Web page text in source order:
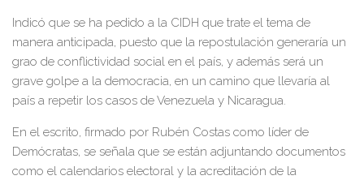
Indicó que se ha pedido a la CIDH que trate el tema de
manera anticipada, puesto que la repostulación generaría un
grao de conflictividad social en el país, y además será un
grave golpe a la democracia, en un camino que llevaría al
país a repetir los casos de Venezuela y Nicaragua.
En el escrito, firmado por Rubén Costas como líder de
Demócratas, se señala que se están adjuntando documentos
como el calendarios electoral y la acreditación de la